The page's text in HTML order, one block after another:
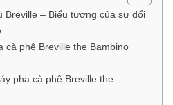
Breville – Biểu tượng của sự đổi
cà phê Breville the Bambino
pha cà phê Breville the